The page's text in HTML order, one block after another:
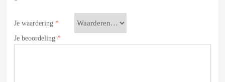
Je waardering *
Je beoordeling *